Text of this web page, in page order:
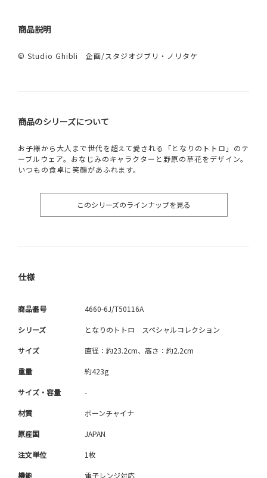
商品説明
© Studio Ghibli 企画/スタジオジブリ・ノリタケ
商品のシリーズについて
お子様から大人まで世代を超えて愛される「となりのトトロ」のテ
ーブルウェア。おなじみのキャラクターと野原の草花をデザイン。
いつもの食卓に笑顔があふれます。
このシリーズのラインナップを見る
仕様
商品番号 4660-6J/T50116A
シリーズ となりのトトロ スペシャルコレクション
サイズ 直径：約23.2cm、高さ：約2.2cm
重量 約423g
サイズ・容量 -
材質 ボーンチャイナ
原産国 JAPAN
注文単位 1枚
機能 電子レンジ対応